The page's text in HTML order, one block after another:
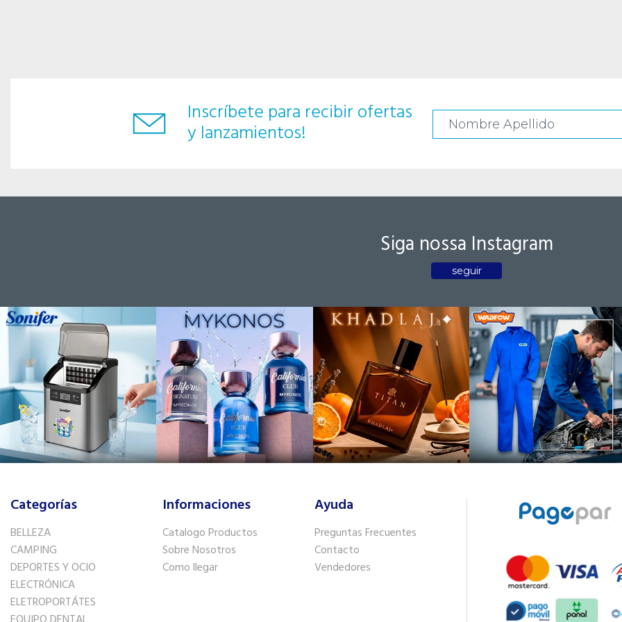
Inscríbete para recibir ofertas
y lanzamientos!
Siga nossa Instagram
seguir
Categorías
BELLEZA
CAMPING
DEPORTES Y OCIO
ELECTRÓNICA
ELETROPORTÁTES
Informaciones
Catalogo Productos
Sobre Nosotros
Como llegar
Ayuda
Preguntas Frecuentes
Contacto
Vendedores